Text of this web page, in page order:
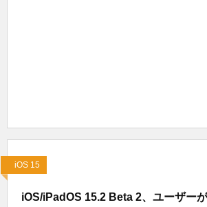
iOS 15
iOS/iPadOS 15.2 Beta 2、ユーザー